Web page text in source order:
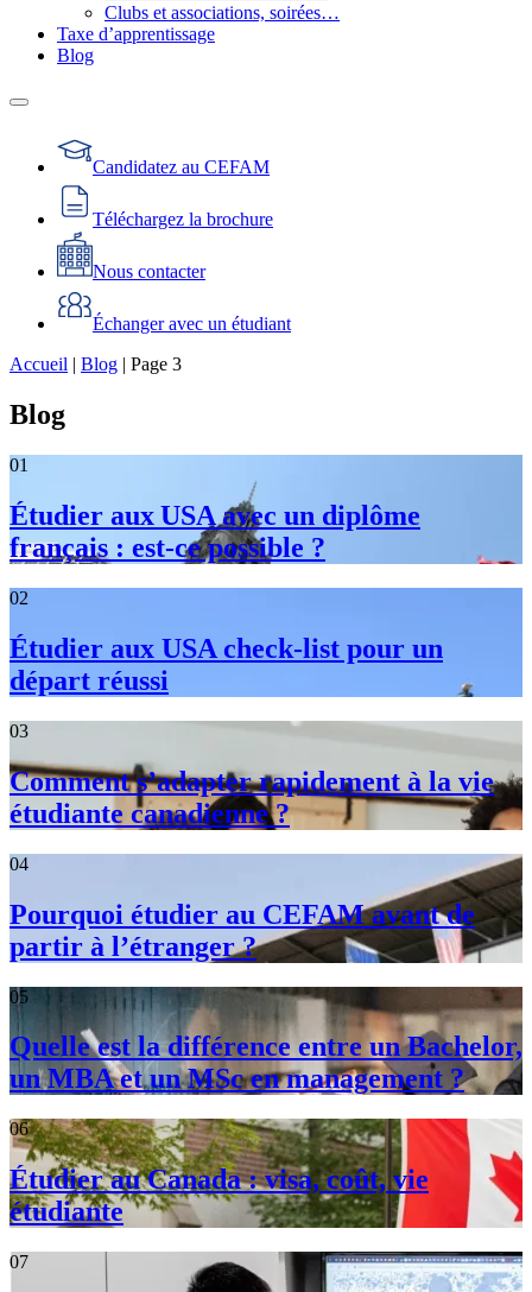
Clubs et associations, soirées…
Taxe d’apprentissage
Blog
Candidatez au CEFAM
Téléchargez la brochure
Nous contacter
Échanger avec un étudiant
Accueil | Blog | Page 3
Blog
01
Étudier aux USA avec un diplôme
français : est‑ce possible ?
02
Étudier aux USA check-list pour un
départ réussi
03
Comment s’adapter rapidement à la vie
étudiante canadienne ?
04
Pourquoi étudier au CEFAM avant de
partir à l’étranger ?
05
Quelle est la différence entre un Bachelor,
un MBA et un MSc en management ?
06
Étudier au Canada : visa, coût, vie
étudiante
07